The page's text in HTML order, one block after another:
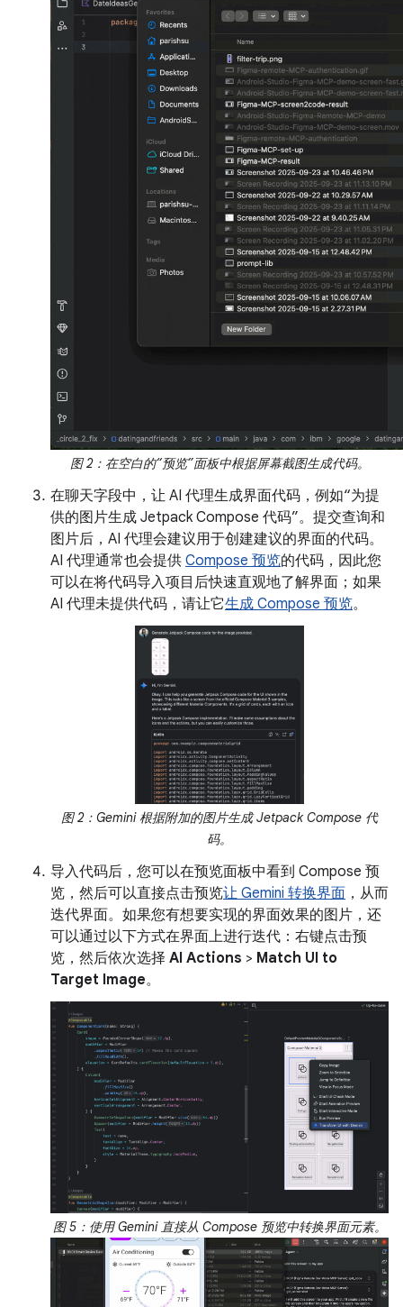
图 2：在空白的“预览”面板中根据屏幕截图生成代码。
在聊天字段中，让 AI 代理生成界面代码，例如“为提
供的图片生成 Jetpack Compose 代码”。提交查询和
图片后，AI 代理会建议用于创建建议的界面的代码。
AI 代理通常也会提供 Compose 预览的代码，因此您
可以在将代码导入项目后快速直观地了解界面；如果
AI 代理未提供代码，请让它生成 Compose 预览。
图 2：Gemini 根据附加的图片生成 Jetpack Compose 代
码。
导入代码后，您可以在预览面板中看到 Compose 预
览，然后可以直接点击预览让 Gemini 转换界面 ，从而
迭代界面。如果您有想要实现的界面效果的图片，还
可以通过以下方式在界面上进行迭代：右键点击预
览，然后依次选择 AI Actions > Match UI to
Target Image。
图 5：使用 Gemini 直接从 Compose 预览中转换界面元素。